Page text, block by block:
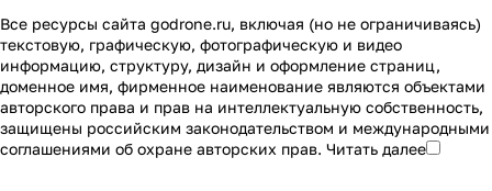
Все ресурсы сайта godrone.ru, включая (но не ограничиваясь)
текстовую, графическую, фотографическую и видео
информацию, структуру, дизайн и оформление страниц,
доменное имя, фирменное наименование являются объектами
авторского права и прав на интеллектуальную собственность,
защищены российским законодательством и международными
соглашениями об охране авторских прав. Читать далее